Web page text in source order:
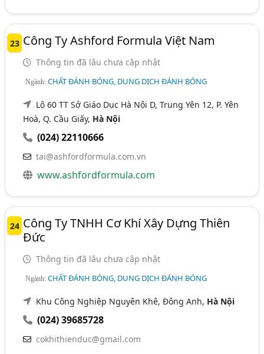
23 Công Ty Ashford Formula Việt Nam
Thông tin đã lâu chưa cập nhật
Ngành:CHẤT ĐÁNH BÓNG, DUNG DỊCH ĐÁNH BÓNG
Lô 60 TT Sở Giáo Dục Hà Nội D, Trung Yên 12, P. Yên
Hoà, Q. Cầu Giấy, Hà Nội
(024) 22110666
tai@ashfordformula.com.vn
www.ashfordformula.com
24 Công Ty TNHH Cơ Khí Xây Dựng Thiên
Đức
Thông tin đã lâu chưa cập nhật
Ngành:CHẤT ĐÁNH BÓNG, DUNG DỊCH ĐÁNH BÓNG
Khu Công Nghiệp Nguyên Khê, Đông Anh, Hà Nội
(024) 39685728
cokhithienduc@gmail.com